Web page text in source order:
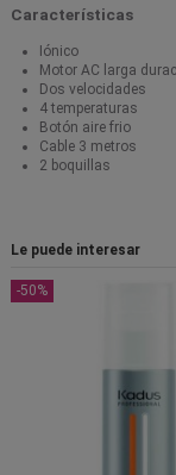
Características
Iónico
Motor AC larga
Dos velocidades
4 temperaturas
Botón aire frio
Cable 3 metros
2 boquillas
Le puede interesar
-50%